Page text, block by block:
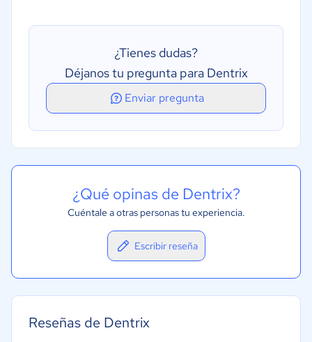
¿Tienes dudas?
Déjanos tu pregunta para Dentrix
Enviar pregunta
¿Qué opinas de Dentrix?
Cuéntale a otras personas tu experiencia.
Escribir reseña
Reseñas de Dentrix